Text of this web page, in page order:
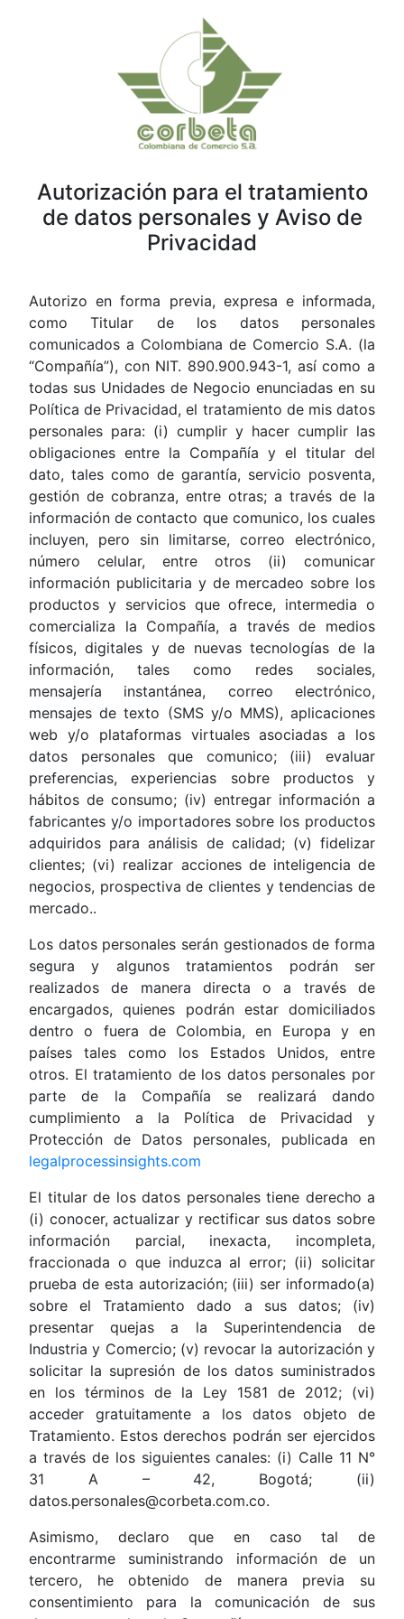
Autorización para el tratamiento
de datos personales y Aviso de
Privacidad
Autorizo en forma previa, expresa e informada,
como Titular de los datos personales
comunicados a Colombiana de Comercio S.A. (la
“Compañía”), con NIT. 890.900.943-1, así como a
todas sus Unidades de Negocio enunciadas en su
Política de Privacidad, el tratamiento de mis datos
personales para: (i) cumplir y hacer cumplir las
obligaciones entre la Compañía y el titular del
dato, tales como de garantía, servicio posventa,
gestión de cobranza, entre otras; a través de la
información de contacto que comunico, los cuales
incluyen, pero sin limitarse, correo electrónico,
número celular, entre otros (ii) comunicar
información publicitaria y de mercadeo sobre los
productos y servicios que ofrece, intermedia o
comercializa la Compañía, a través de medios
físicos, digitales y de nuevas tecnologías de la
información, tales como redes sociales,
mensajería instantánea, correo electrónico,
mensajes de texto (SMS y/o MMS), aplicaciones
web y/o plataformas virtuales asociadas a los
datos personales que comunico; (iii) evaluar
preferencias, experiencias sobre productos y
hábitos de consumo; (iv) entregar información a
fabricantes y/o importadores sobre los productos
adquiridos para análisis de calidad; (v) fidelizar
clientes; (vi) realizar acciones de inteligencia de
negocios, prospectiva de clientes y tendencias de
mercado..
Los datos personales serán gestionados de forma
segura y algunos tratamientos podrán ser
realizados de manera directa o a través de
encargados, quienes podrán estar domiciliados
dentro o fuera de Colombia, en Europa y en
países tales como los Estados Unidos, entre
otros. El tratamiento de los datos personales por
parte de la Compañía se realizará dando
cumplimiento a la Política de Privacidad y
Protección de Datos personales, publicada en
legalprocessinsights.com
El titular de los datos personales tiene derecho a
(i) conocer, actualizar y rectificar sus datos sobre
información parcial, inexacta, incompleta,
fraccionada o que induzca al error; (ii) solicitar
prueba de esta autorización; (iii) ser informado(a)
sobre el Tratamiento dado a sus datos; (iv)
presentar quejas a la Superintendencia de
Industria y Comercio; (v) revocar la autorización y
solicitar la supresión de los datos suministrados
en los términos de la Ley 1581 de 2012; (vi)
acceder gratuitamente a los datos objeto de
Tratamiento. Estos derechos podrán ser ejercidos
a través de los siguientes canales: (i) Calle 11 N°
31 A – 42, Bogotá; (ii)
datos.personales@corbeta.com.co.
Asimismo, declaro que en caso tal de
encontrarme suministrando información de un
tercero, he obtenido de manera previa su
consentimiento para la comunicación de sus